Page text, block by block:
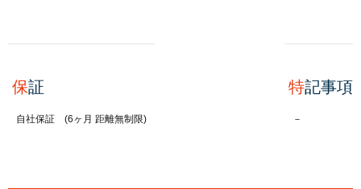
保証
自社保証 (6ヶ月 距離無制限)
特記事項
－